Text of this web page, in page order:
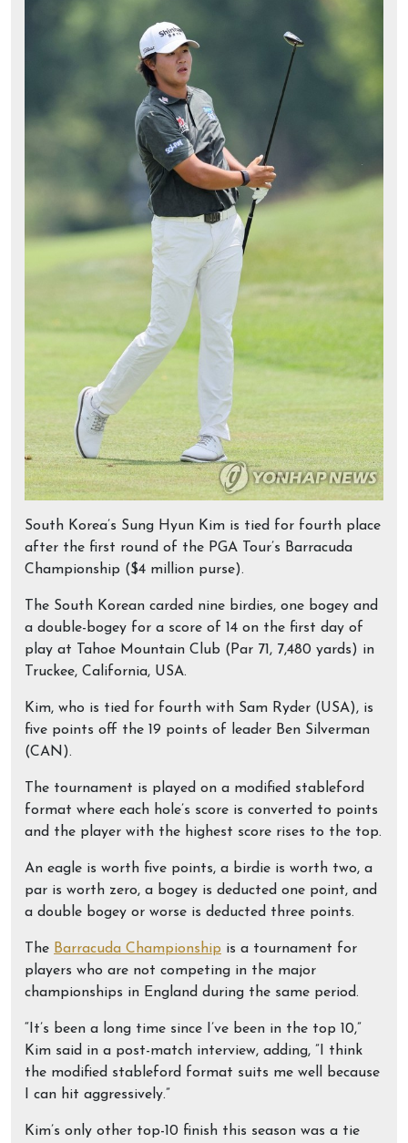
South Korea’s Sung Hyun Kim is tied for fourth place
after the first round of the PGA Tour’s Barracuda
Championship ($4 million purse).
The South Korean carded nine birdies, one bogey and
a double-bogey for a score of 14 on the first day of
play at Tahoe Mountain Club (Par 71, 7,480 yards) in
Truckee, California, USA.
Kim, who is tied for fourth with Sam Ryder (USA), is
five points off the 19 points of leader Ben Silverman
(CAN).
The tournament is played on a modified stableford
format where each hole’s score is converted to points
and the player with the highest score rises to the top.
An eagle is worth five points, a birdie is worth two, a
par is worth zero, a bogey is deducted one point, and
a double bogey or worse is deducted three points.
The Barracuda Championship is a tournament for
players who are not competing in the major
championships in England during the same period.
“It’s been a long time since I’ve been in the top 10,”
Kim said in a post-match interview, adding, ”I think
the modified stableford format suits me well because
I can hit aggressively.”
Kim’s only other top-10 finish this season was a tie